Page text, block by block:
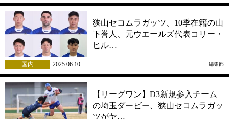
狭山セコムラガッツ、10季在籍の山
下誉人、元ウエールズ代表コリー・
ヒル…
国内 2025.06.10 編集部
【リーグワン】D3新規参入チーム
の埼玉ダービー、狭山セコムラガッ
ツがヤ…